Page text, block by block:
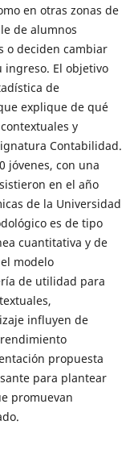
en otras zonas de
de alumnos
o deciden cambiar
ingreso. El objetivo
de
explique de qué
y
Contabilidad.
jóvenes, con una
en el año
de la Universidad
es de tipo
cuantitativa y de
modelo
de utilidad para
influyen de
propuesta
para plantear
promuevan